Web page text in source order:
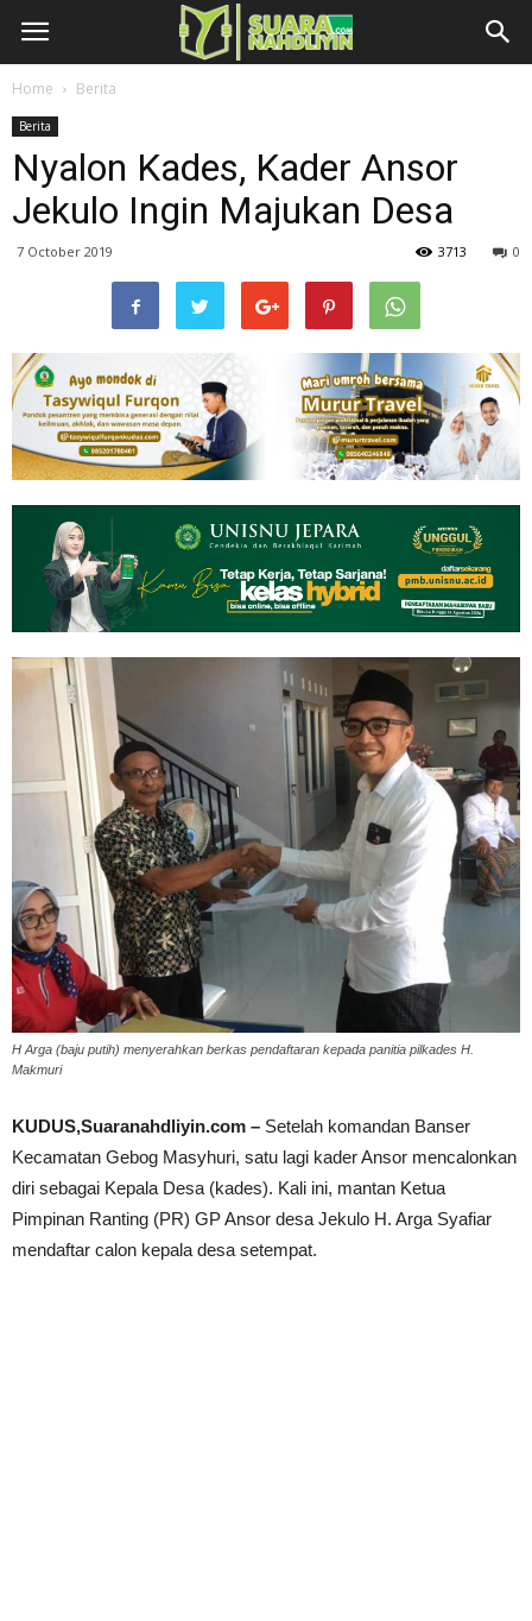
Home Berita
Berita
Nyalon Kades, Kader Ansor
Jekulo Ingin Majukan Desa
7 October 2019 0
3713
H Arga (baju putih) menyerahkan berkas pendaftaran kepada panitia pilkades H.
Makmuri
KUDUS,Suaranahdliyin.com – Setelah komandan Banser
Kecamatan Gebog Masyhuri, satu lagi kader Ansor mencalonkan
diri sebagai Kepala Desa (kades). Kali ini, mantan Ketua
Pimpinan Ranting (PR) GP Ansor desa Jekulo H. Arga Syafiar
mendaftar calon kepala desa setempat.